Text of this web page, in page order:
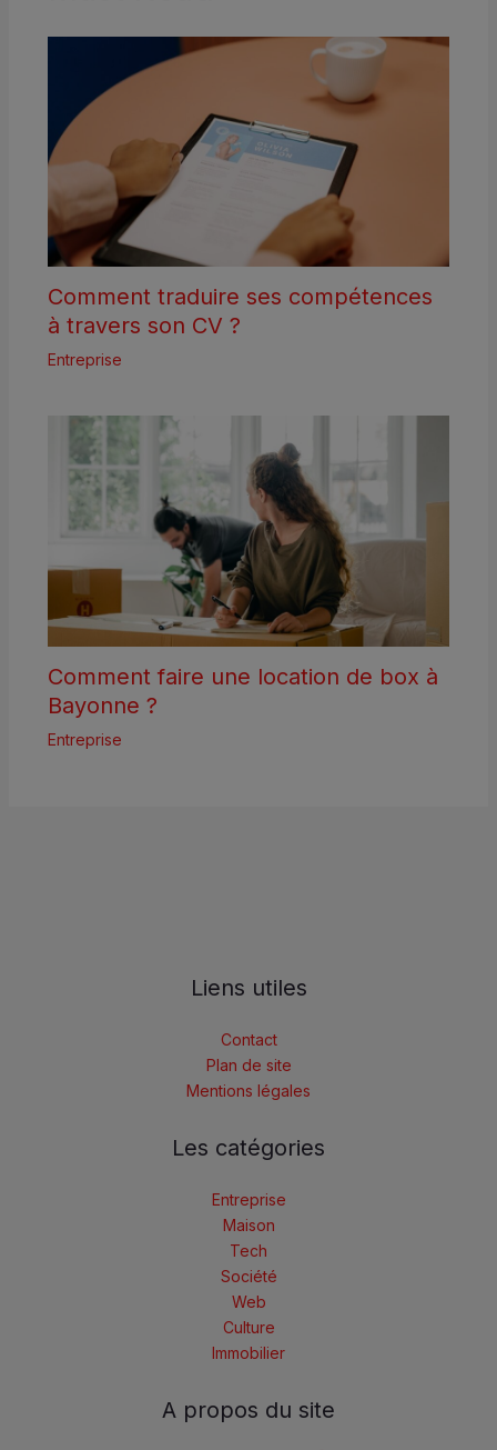
Comment traduire ses compétences
à travers son CV ?
Entreprise
Comment faire une location de box à
Bayonne ?
Entreprise
Liens utiles
Contact
Plan de site
Mentions légales
Les catégories
Entreprise
Maison
Tech
Société
Web
Culture
Immobilier
A propos du site